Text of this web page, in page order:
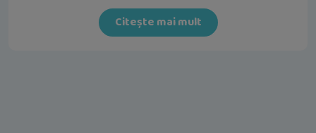
Citește mai mult